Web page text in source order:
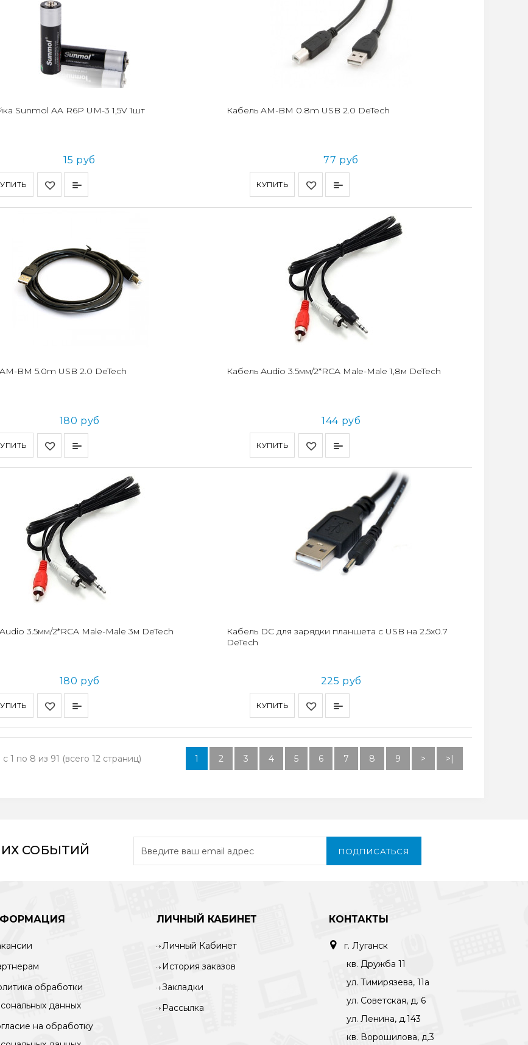
Sunmol AA R6P UM-3 1,5V 1шт
15 руб
КУПИТЬ
Кабель AM-BM 0.8m USB 2.0 DeTech
77 руб
BM 5.0m USB 2.0 DeTech
180 руб
КУПИТЬ
Кабель Audio 3.5мм/2*RCA Male-Male 1,8м DeTech
144 руб
3.5мм/2*RCA Male-Male 3м DeTech
180 руб
КУПИТЬ
Кабель DC для зарядки планшета с USB на 2.5x0.7
DeTech
225 руб
1 2 3 4 5 6 7 8 9 > >|
1 по 8 из 91 (всего 12 страниц)
СОБЫТИЙ ПОДПИСАТЬСЯ
обработки
данных
на обработку
ЛИЧНЫЙ КАБИНЕТ
Личный Кабинет
История заказов
Закладки
Рассылка
КОНТАКТЫ
г. Луганск
кв. Дружба 11
ул. Тимирязева, 11а
ул. Советская, д. 6
ул. Ленина, д.143
кв. Ворошилова, д.3